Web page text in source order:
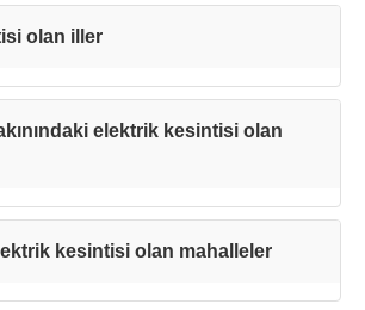
olan iller
elektrik kesintisi olan
kesintisi olan mahalleler
Kapat